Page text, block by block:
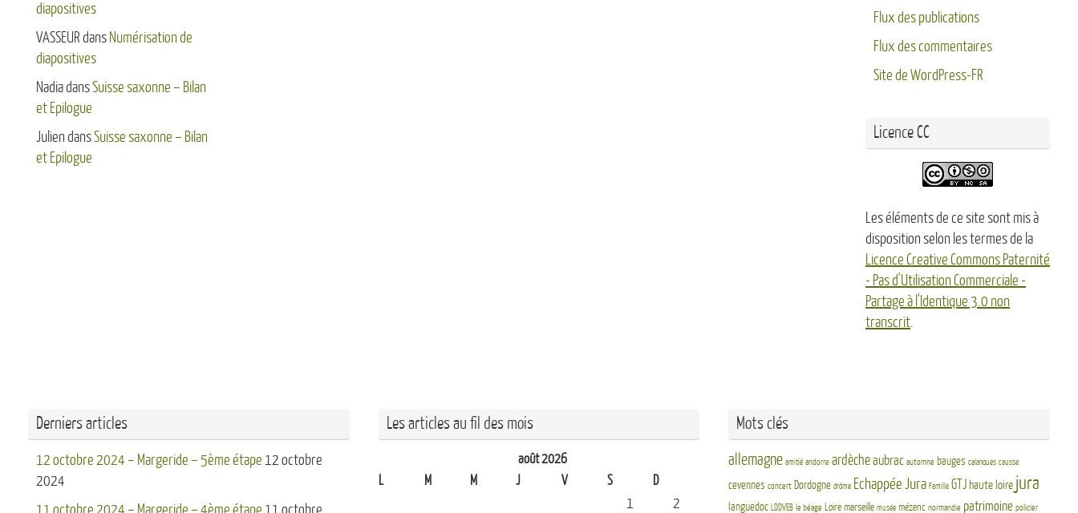
diapositives
VASSEUR dans Numérisation de
diapositives
NadiadansSuisse saxonne – Bilan
et Epilogue
Julien dansSuisse saxonne – Bilan
et Epilogue
Flux des publications
Flux des commentaires
Site de WordPress-FR
Licence CC
Les éléments de ce site sont mis à
disposition selon les termes de la
Licence Creative Commons Paternité
- Pas d'Utilisation Commerciale -
Partage à l'Identique 3.0 non
transcrit
Derniers articles
12 octobre 2024 – Margeride – 5ème étape 12 octobre
2024
11 octobre 2024 – Margeride – 4ème étape 11 octobre
Les articles au fil des mois
août 2026
L
M M J V S D
1
2
Mots clés
allemagne amitié andorre ardècheaubrac automne bauges calanques causse
cevennes concert Dordogne drôme Echappée Jura Famille GTJ haute loire jura
languedoc LDDVEB le béage Loire marseille musée mézenc normandie patrimoine policier